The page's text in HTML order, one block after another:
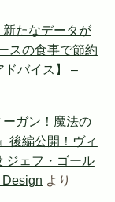
たなデータが
スの食事で節約
ドバイス】 –
ーガン！魔法の
後編公開！ヴィ
ジェフ・ゴール
Design より